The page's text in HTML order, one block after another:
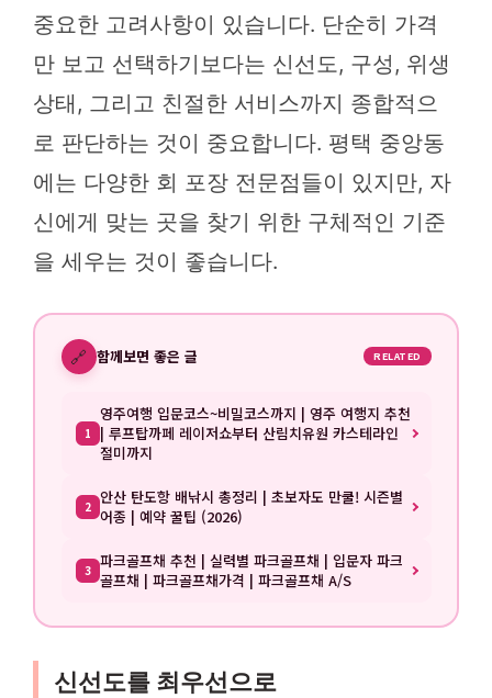
중요한 고려사항이 있습니다. 단순히 가격
만 보고 선택하기보다는 신선도, 구성, 위생
상태, 그리고 친절한 서비스까지 종합적으
로 판단하는 것이 중요합니다. 평택 중앙동
에는 다양한 회 포장 전문점들이 있지만, 자
신에게 맞는 곳을 찾기 위한 구체적인 기준
을 세우는 것이 좋습니다.
🔗 함께보면 좋은 글 RELATED
1
영주여행 입문코스~비밀코스까지 | 영주 여행지 추천
| 루프탑까페 레이저쇼부터 산림치유원 카스테라인
절미까지
2 안산 탄도항 배낚시 총정리 | 초보자도 만쿨! 시즌별
어종 | 예약 꿀팁 (2026)
3 파크골프채 추천 | 실력별 파크골프채 | 입문자 파크
골프채 | 파크골프채가격 | 파크골프채 A/S
신선도를 최우선으로